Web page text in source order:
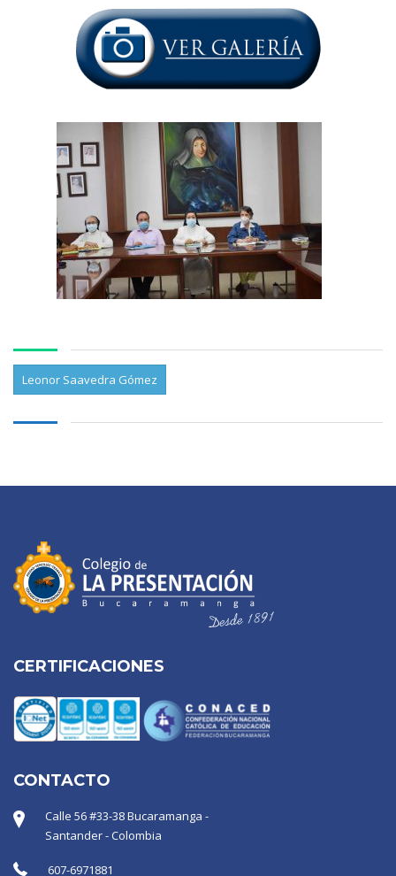
Leonor Saavedra Gómez
CERTIFICACIONES
CONTACTO
Calle 56 #33-38 Bucaramanga -
Santander - Colombia
607-6971881